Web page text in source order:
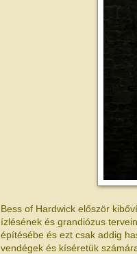
Bess of Hardwick először
ízlésének és grandiózus
építésébe és ezt csak addig
vendégek és kíséretük